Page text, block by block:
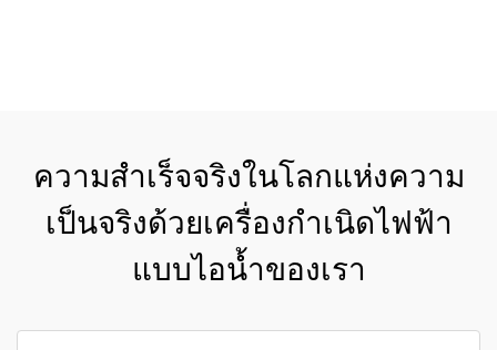
ความสำเร็จจริงในโลกแห่งความ
เป็นจริงด้วยเครื่องกำเนิดไฟฟ้า
แบบไอน้ำของเรา